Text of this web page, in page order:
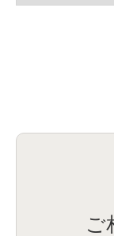
ご